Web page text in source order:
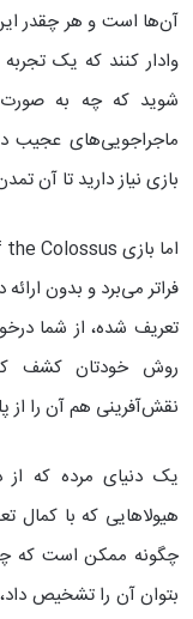
آن‌ها است و هر چقدر این
وادار کنند که یک
شوید که چه به
ماجراجویی‌های عجیب
بازی نیاز دارید تا آن
فراتر می‌برد و بدون
تعریف شده، از شما
روش خودتان کشف
نقش‌آفرینی هم آن را از
یک دنیای مرده که از
هیولاهایی که با کمال
چگونه ممکن است که
بتوان آن را تشخیص